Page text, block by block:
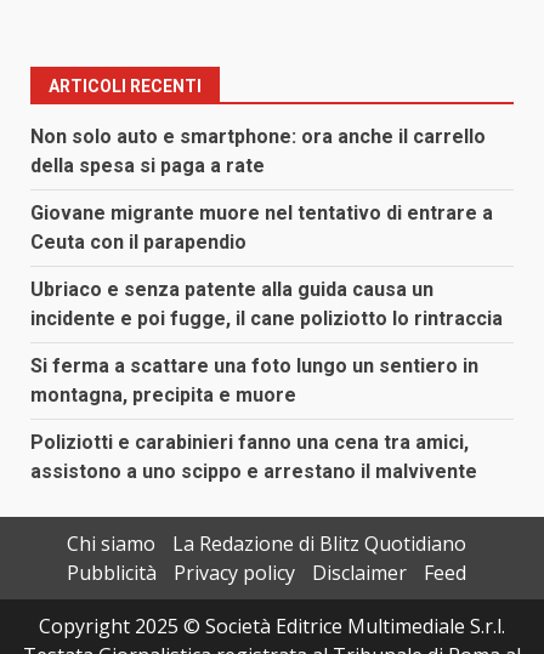
ARTICOLI RECENTI
Non solo auto e smartphone: ora anche il carrello
della spesa si paga a rate
Giovane migrante muore nel tentativo di entrare a
Ceuta con il parapendio
Ubriaco e senza patente alla guida causa un
incidente e poi fugge, il cane poliziotto lo rintraccia
Si ferma a scattare una foto lungo un sentiero in
montagna, precipita e muore
Poliziotti e carabinieri fanno una cena tra amici,
assistono a uno scippo e arrestano il malvivente
Chi siamo
La Redazione di Blitz Quotidiano
Pubblicità
Privacy policy Disclaimer
Feed
Copyright 2025 © Società Editrice Multimediale S.r.l.